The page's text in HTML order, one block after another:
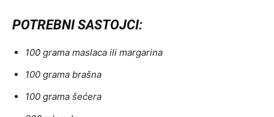
POTREBNI SASTOJCI:
100 grama maslaca ili margarina
100 grama brašna
100 grama šećera